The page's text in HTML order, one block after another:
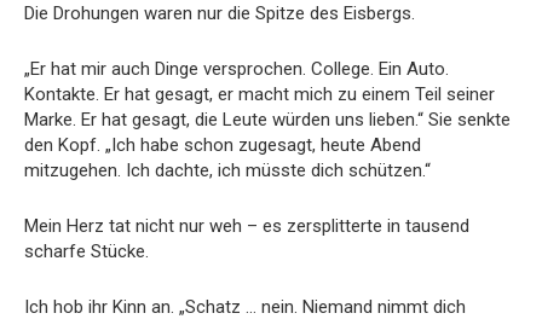
Die Drohungen waren nur die Spitze des Eisbergs.
„Er hat mir auch Dinge versprochen. College. Ein Auto.
Kontakte. Er hat gesagt, er macht mich zu einem Teil seiner
Marke. Er hat gesagt, die Leute würden uns lieben.“ Sie senkte
den Kopf. „Ich habe schon zugesagt, heute Abend
mitzugehen. Ich dachte, ich müsste dich schützen.“
Mein Herz tat nicht nur weh – es zersplitterte in tausend
scharfe Stücke.
Ich hob ihr Kinn an. „Schatz … nein. Niemand nimmt dich